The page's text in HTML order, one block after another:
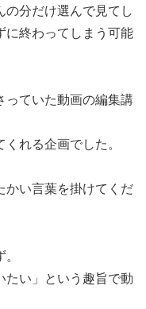
の分だけ選んで見てし
に終わってしまう可能
っていた動画の編集講
れる企画でした。
かい言葉を掛けてくだ
たい」という趣旨で動